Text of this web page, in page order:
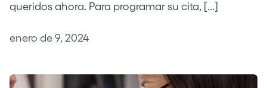
queridos ahora. Para programar su cita, [...]
enero de 9, 2024